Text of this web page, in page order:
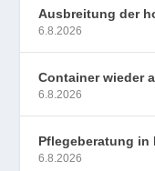
Ausbreitung der
6.8.2026
Container wieder
6.8.2026
Pflegeberatung in
6.8.2026